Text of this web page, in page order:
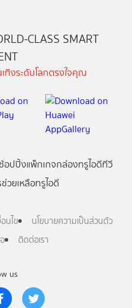
us
CLASS SMART
ทิงระดับโลกตรงใจคุณ
ช้อปปิ้งแพ็กเกจกล่องทรูไอดีทีวี
วยเหลือทรูไอดี
นไข
นโยบายความเป็นส่วนตัว
ติดต่อเรา